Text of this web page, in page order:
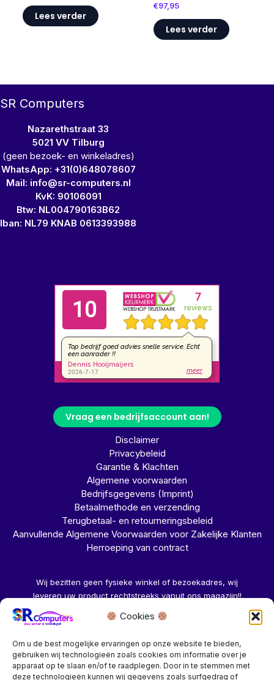
Cookies
Om u de best mogelijke ervaringen op onze website te bieden,
gebruiken wij technologieën zoals cookies om informatie over je
apparaat op te slaan en/of te raadplegen. Door in te stemmen met
deze technologieën kunnen wij gegevens zoals surfgedrag of
Lees verder
€97,95
Lees verder
SR Computers
Nazarethstraat 33
5021 VV Tilburg
(geen bezoek- en winkeladres)
WhatsApp: +31(0)648078607
Mail: info@sr-computers.nl
KvK: 90106091
Btw: NL004790163B62
Iban: NL79 KNAB 0613393988
Vraag een bedrijfsaccount aan!
Disclaimer
Privacybeleid
Garantie & Klachten
Algemene voorwaarden
Bedrijfsgegevens (Imprint)
Betaalmethode en verzending
Terugbetaal- en retourneringsbeleid
Aanvullende Algemene Voorwaarden voor Zakelijke Klanten
Herroeping van contract
Wij bezitten geen fysieke winkel of bezoekadres, wij
leveren uw product rechtstreeks vanuit ons magazijn!!
Herroeping aanvragen →